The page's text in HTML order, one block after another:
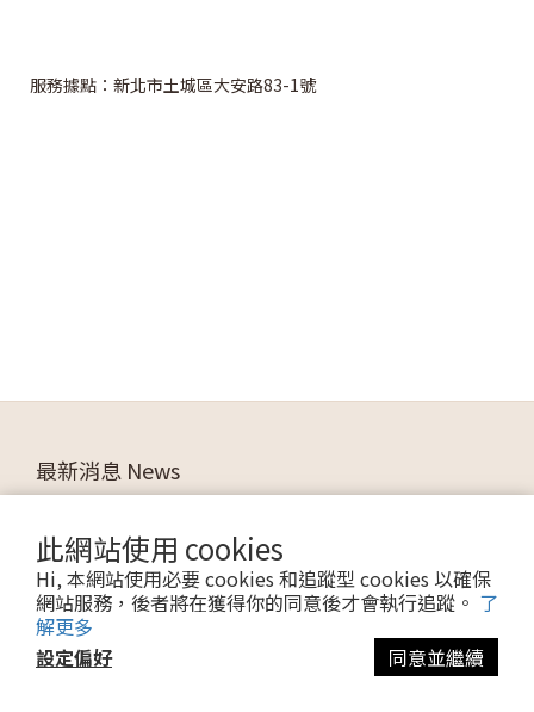
此網站使用 cookies
Hi, 本網站使用必要 cookies 和追蹤型 cookies 以確保
網站服務，後者將在獲得你的同意後才會執行追蹤。 了
解更多
設定偏好
同意並繼續
服務據點： 新北市土城區大安路83-1號
最新消息 News
品牌合作
ALLEZ 消息
媒體推薦
箱民推薦